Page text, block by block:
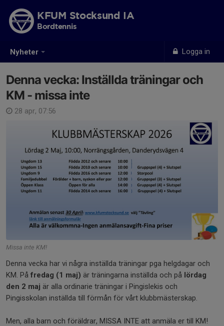
Nyheter Logga in
KFUM Stocksund IA
Bordtennis
Denna vecka: Inställda träningar och
KM - missa inte
28 apr, 07:56
Missa inte KM!
Denna vecka har vi några inställda träningar pga helgdagar och
KM. På fredag (1 maj) är träningarna inställda och på lördag
den 2 maj är alla ordinarie träningar i Pingislekis och
Pingisskolan inställda till förmån för vårt klubbmästerskap.
Men, alla barn och föräldrar, MISSA INTE att anmäla er till KM!